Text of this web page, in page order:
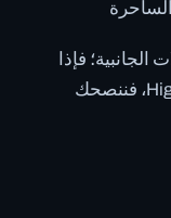
فإذا
كنت ترغب في المغامرة بزيارة Highlands، فننصحك